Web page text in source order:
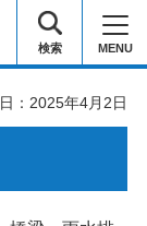
検索 MENU
：2025年4月2日